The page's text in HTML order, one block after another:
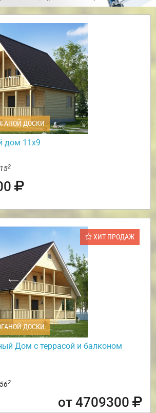
ДОСКИ
дом 11х9
2
ХИТ ПРОДАЖ
ДОСКИ
Дом с террасой и балконом
2
от 4709300